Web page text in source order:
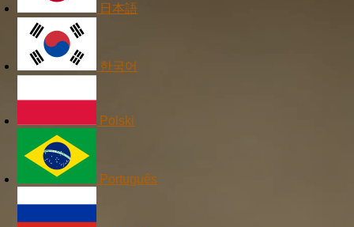
日本語
한국어
Polski
Português